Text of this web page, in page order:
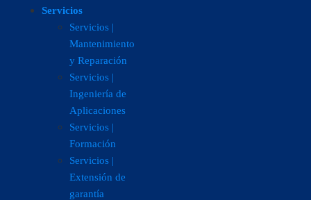
Servicios
Servicios |
Mantenimiento
y Reparación
Servicios |
Ingeniería de
Aplicaciones
Servicios |
Formación
Servicios |
Extensión de
garantía